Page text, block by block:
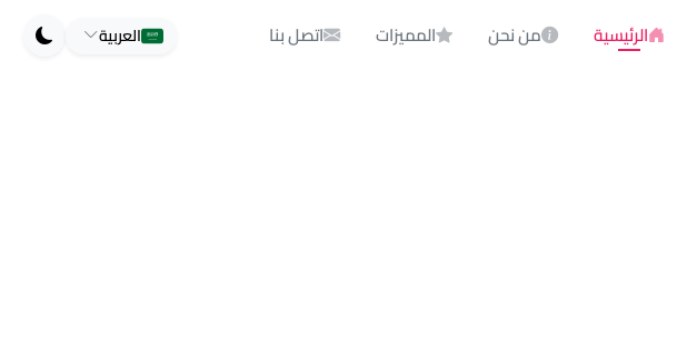
الرئيسية من نحن المميزات اتصل بنا العربية